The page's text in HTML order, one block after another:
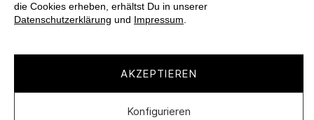
die Cookies erheben, erhältst Du in unserer
Datenschutzerklärung und Impressum.
AKZEPTIEREN
Konfigurieren